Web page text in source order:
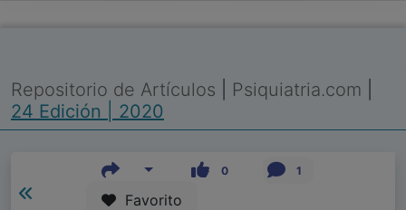
Repositorio de Artículos Psiquiatria.com
24 Edición | 2020
0 1
Favorito